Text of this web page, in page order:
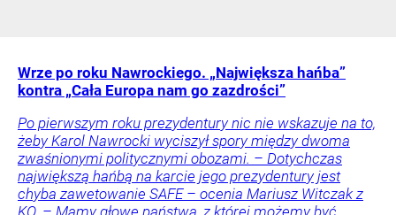
Wrze po roku Nawrockiego. „Największa hańba”
kontra „Cała Europa nam go zazdrości”
Po pierwszym roku prezydentury nic nie wskazuje na to,
żeby Karol Nawrocki wyciszył spory między dwoma
zwaśnionymi politycznymi obozami. – Dotychczas
największą hańbą na karcie jego prezydentury jest
chyba zawetowanie SAFE – ocenia Mariusz Witczak z
KO. – Mamy głowę państwa, z której możemy być